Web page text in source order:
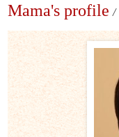
Mama's profile /